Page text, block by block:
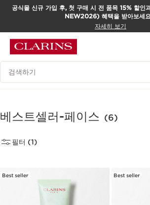
컨텐츠로 이동하기
공식몰 신규 가입 후, 첫 구매 시 전 품목 15% 할인
NEW2026) 혜택을 받아보세
자세히 보기
범례 검색하기
베스트셀러-페이스 (6)
필터 (1)
Best seller Best seller